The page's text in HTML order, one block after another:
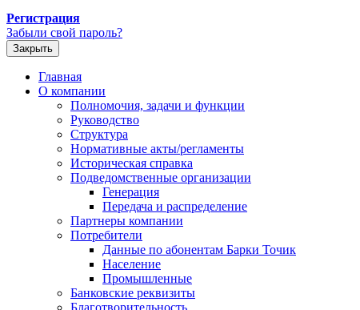
Регистрация
Забыли свой пароль?
Закрыть
Главная
О компании
Полномочия, задачи и функции
Руководство
Структура
Нормативные акты/регламенты
Историческая справка
Подведомственные организации
Генерация
Передача и распределение
Партнеры компании
Потребители
Данные по абонентам Барки Точик
Население
Промышленные
Банковские реквизиты